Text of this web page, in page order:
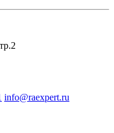
info@raexpert.ru